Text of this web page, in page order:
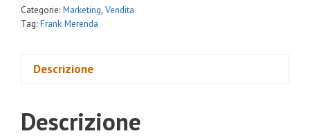
Categorie: Marketing, Vendita
Tag: Frank Merenda
Descrizione
Descrizione